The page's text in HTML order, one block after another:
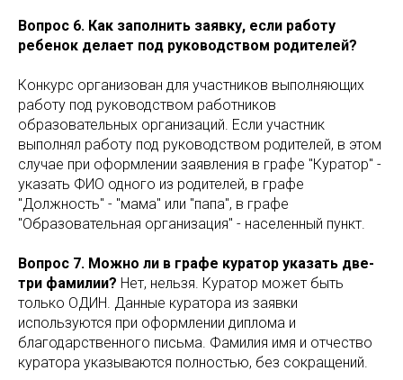
Вопрос 6. Как заполнить заявку, если работу
ребенок делает под руководством родителей?
Конкурс организован для участников выполняющих
работу под руководством работников
образовательных организаций. Если участник
выполнял работу под руководством родителей, в этом
случае при оформлении заявления в графе "Куратор" -
указать ФИО одного из родителей, в графе
"Должность" - "мама" или "папа", в графе
"Образовательная организация" - населенный пункт.
Вопрос 7. Можно ли в графе куратор указать две-
три фамилии? Нет, нельзя. Куратор может быть
только ОДИН. Данные куратора из заявки
используются при оформлении диплома и
благодарственного письма. Фамилия имя и отчество
куратора указываются полностью, без сокращений.